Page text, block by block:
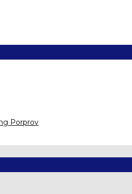
Porprov